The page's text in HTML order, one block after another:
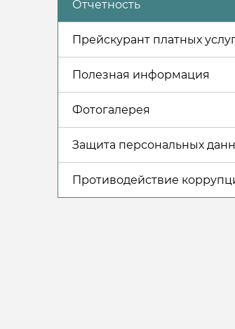
Отчетность
Прейскурант платных
Полезная информация
Фотогалерея
Защита персональных
Противодействие